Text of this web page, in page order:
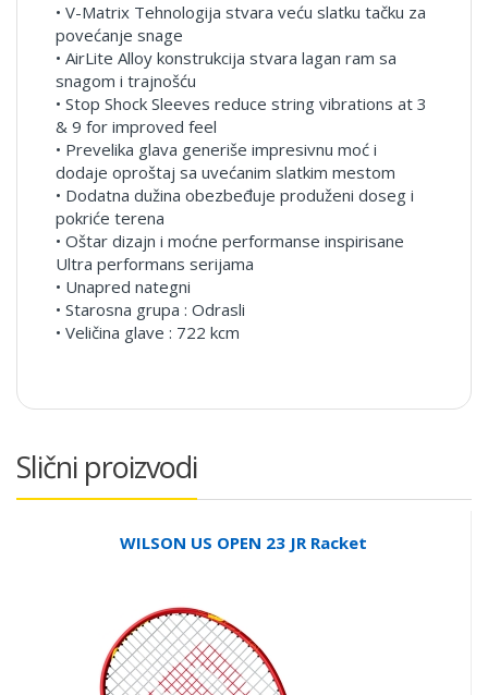
• V-Matrix Tehnologija stvara veću slatku tačku za
povećanje snage
• AirLite Alloy konstrukcija stvara lagan ram sa
snagom i trajnošću
• Stop Shock Sleeves reduce string vibrations at 3
& 9 for improved feel
• Prevelika glava generiše impresivnu moć i
dodaje oproštaj sa uvećanim slatkim mestom
• Dodatna dužina obezbeđuje produženi doseg i
pokriće terena
• Oštar dizajn i moćne performanse inspirisane
Ultra performans serijama
• Unapred nategni
• Starosna grupa : Odrasli
• Veličina glave : 722 kcm
Slični proizvodi
WILSON US OPEN 23 JR Racket